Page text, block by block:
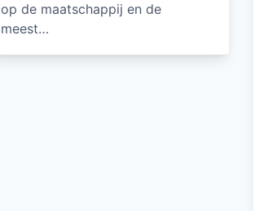
op de maatschappij en de
meest…